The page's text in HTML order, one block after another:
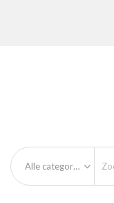
Alle categorieën